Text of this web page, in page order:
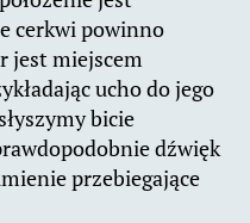
cerkwi powinno
jest miejscem
ucho do jego
bicie
dźwięk
przebiegające